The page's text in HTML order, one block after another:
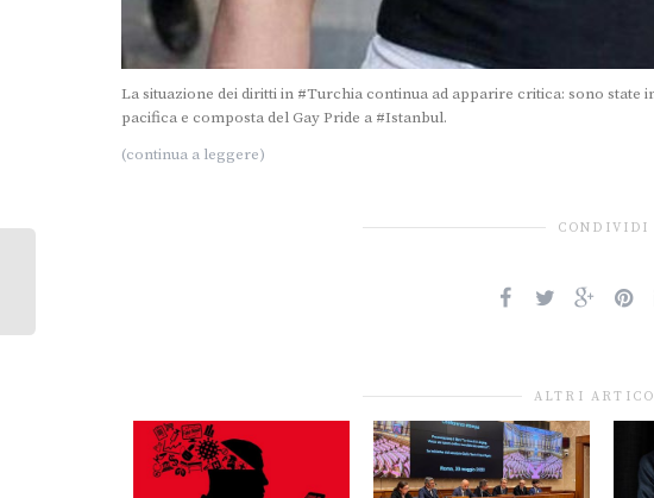
La situazione dei diritti in #Turchia continua ad apparire critica: sono
pacifica e composta del Gay Pride a #Istanbul.
(continua a leggere)
CONDIVIDI
ALTRI